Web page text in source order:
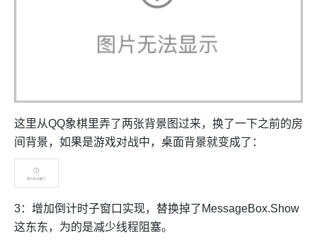
这里从QQ象棋里弄了两张背景图过来，换了一下之前的房
间背景，如果是游戏对战中，桌面背景就变成了：
3：增加倒计时子窗口实现，替换掉了MessageBox.Show
这东东，为的是减少线程阻塞。